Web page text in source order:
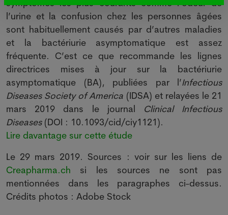
symptômes les plus courants comme l’odeur de
l’urine et la confusion chez les personnes âgées
sont habituellement causés par d’autres maladies
et la bactériurie asymptomatique est assez
fréquente. C’est ce que recommande les lignes
directrices mises à jour sur la bactériurie
asymptomatique (BA), publiées par l’Infectious
Diseases Society of America (IDSA) et relayées le 21
mars 2019 dans le journal Clinical Infectious
Diseases(DOI : 10.1093/cid/ciy1121).
Lire davantage sur cette étude
Le 29 mars 2019. Sources : voir sur les liens de
Creapharma.ch si les sources ne sont pas
mentionnées dans les paragraphes ci-dessus.
Crédits photos : Adobe Stock